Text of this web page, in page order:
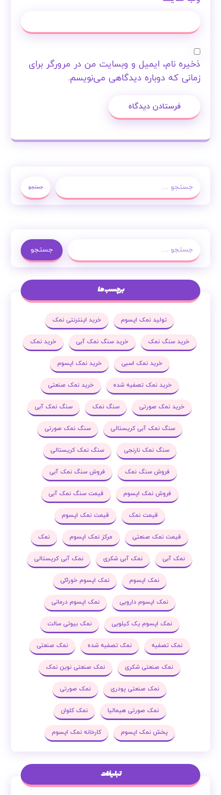
ذخیره نام، ایمیل و وبسایت من در مرورگر برای
زمانی که دوباره دیدگاهی می‌نویسم.
تولید نمک اپسوم خرید اینترنتی نمک
خرید سنگ نمک خرید سنگ نمک آبی خرید نمک
خرید نمک اسبی خرید نمک اپسوم
خرید نمک تصفیه شده خرید نمک صنعتی
خرید نمک صورتی سنگ نمک سنگ نمک آبی
سنگ نمک آبی کریستالی سنگ نمک صورتی
سنگ نمک نارنجی سنگ نمک کریستالی
فروش سنگ نمک فروش سنگ نمک آبی
فروش نمک اپسوم قیمت سنگ نمک آبی
قیمت نمک قیمت نمک اپسوم
قیمت نمک صنعتی مرکز نمک اپسوم
نمک آبی نمک آبی شکری نمک آبی کریستالی
نمک اپسوم نمک اپسوم خوراکی
نمک اپسوم دارویی نمک اپسوم درمانی
نمک اپسوم یک کیلویی نمک بیوتی سالت
نمک تصفیه نمک تصفیه شده نمک صنعتی
نمک صنعتی شکری نمک صنعتی نوین نمک
نمک صنعتی پودری نمک صورتی
پخش نمک اپسوم کارخانه نمک اپسوم